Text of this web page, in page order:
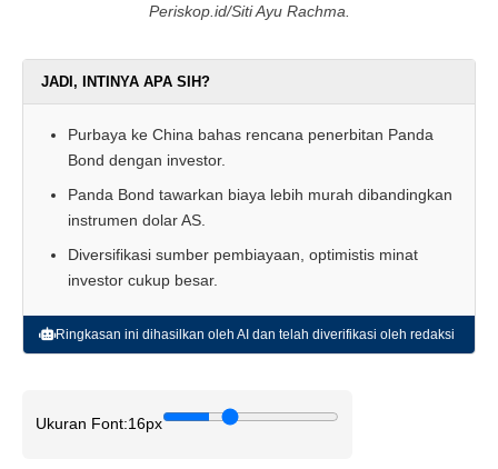
Periskop.id/Siti Ayu Rachma.
JADI, INTINYA APA SIH?
Purbaya ke China bahas rencana penerbitan Panda
Bond dengan investor.
Panda Bond tawarkan biaya lebih murah dibandingkan
instrumen dolar AS.
Diversifikasi sumber pembiayaan, optimistis minat
investor cukup besar.
Ringkasan ini dihasilkan oleh AI dan telah diverifikasi oleh redaksi
Ukuran Font:16px